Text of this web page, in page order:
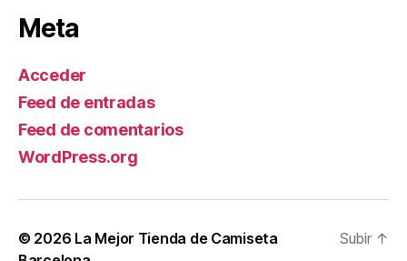
Meta
Acceder
Feed de entradas
Feed de comentarios
WordPress.org
© 2026 La Mejor Tienda de Camiseta
Subir ↑